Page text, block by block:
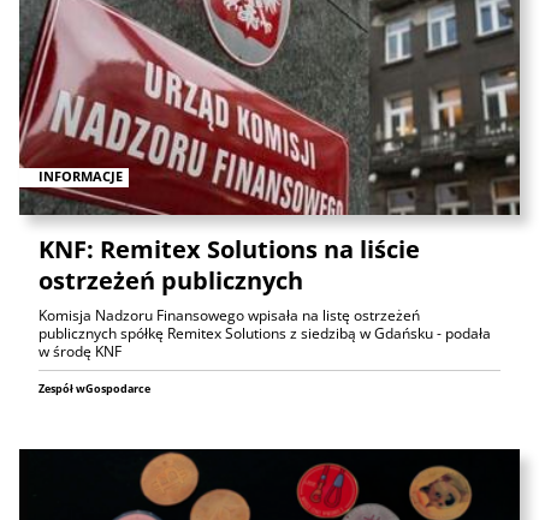
INFORMACJE
KNF: Remitex Solutions na liście
ostrzeżeń publicznych
Komisja Nadzoru Finansowego wpisała na listę ostrzeżeń
publicznych spółkę Remitex Solutions z siedzibą w Gdańsku - podała
w środę KNF
Zespół wGospodarce